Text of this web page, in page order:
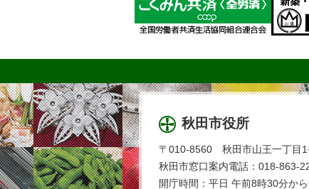
秋田市役所
〒010-8560 秋田市山王一丁目1
秋田市窓口案内電話：018-863-
開庁時間：平日 午前8時30分か